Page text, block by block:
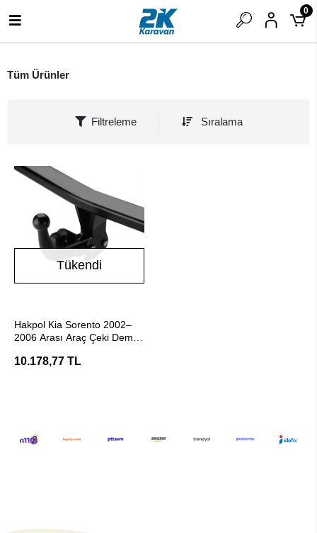
0
Tüm Ürünler
Filtreleme Sıralama
Tükendi
Hakpol Kia Sorento 2002–
2006 Arası Araç Çeki Demiri
10.178,77 TL